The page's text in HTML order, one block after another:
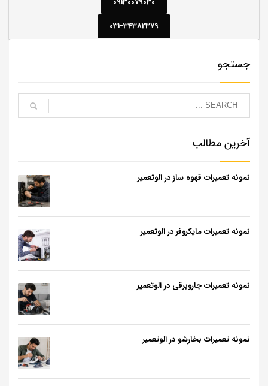
031-34382379
جستجو
آخرین مطالب
نمونه تعمیرات قهوه ساز در الوتعمیر
...
نمونه تعمیرات مایکروفر در الوتعمیر
...
نمونه تعمیرات جاروبرقی در الوتعمیر
...
نمونه تعمیرات بخارشو در الوتعمیر
...